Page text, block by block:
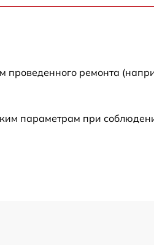
проведенного ремонта
параметрам при